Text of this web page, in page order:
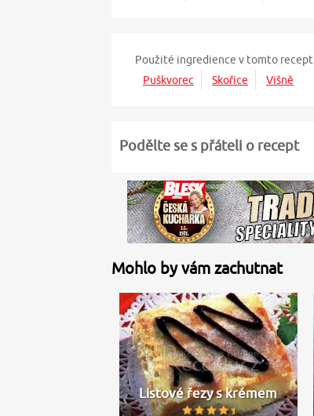
Použité ingredience v tomto
Puškvorec
Skořice Višně
Podělte se s přáteli o recept
Mohlo by vám zachutnat
Listové řezy s krémem